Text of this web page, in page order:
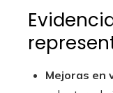
Mejoras en